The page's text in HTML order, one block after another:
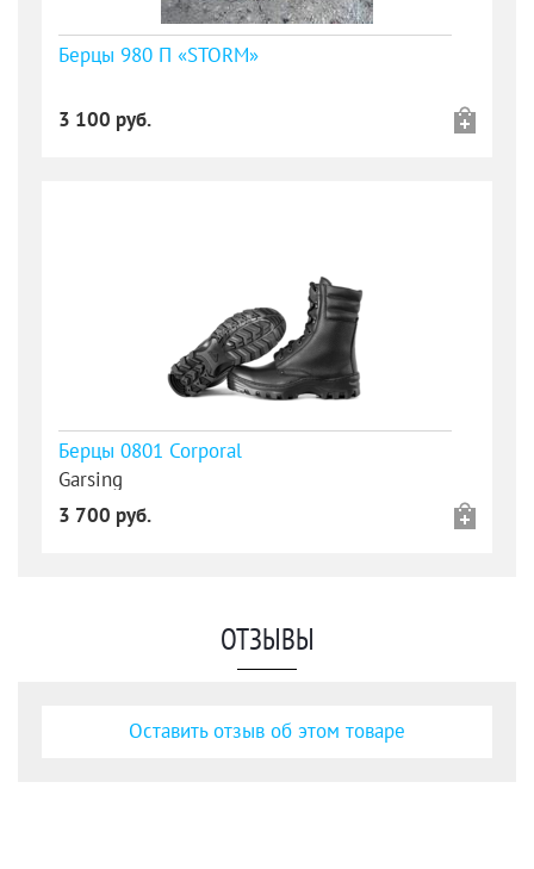
Берцы 980 П «STORM»
3 100 руб.
Берцы 0801 Corporal
Garsing
3 700 руб.
ОТЗЫВЫ
Оставить отзыв об этом товаре